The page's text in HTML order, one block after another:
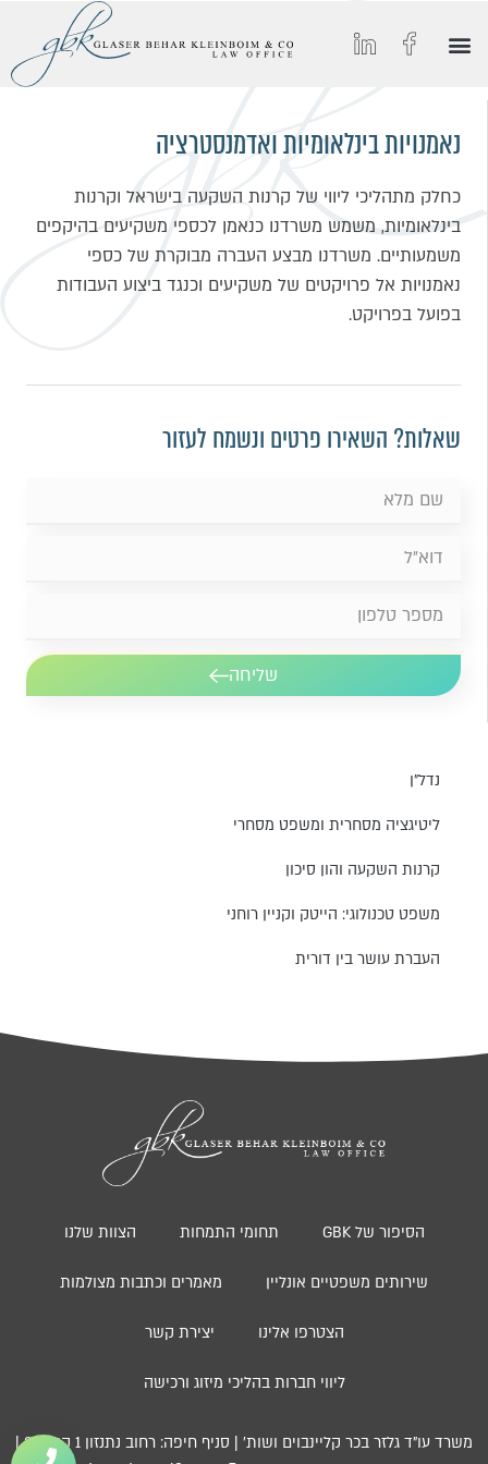
נדל״ן
ליטיגציה מסחרית ומשפט מסחרי
קרנות השקעה והון סיכון
משפט טכנולוגי: הייטק וקניין רוחני
העברת עושר בין דורית
נאמנויות בינלאומיות ואדמנסטרציה
כחלק מתהליכי ליווי של קרנות השקעה בישראל וקרנות
בינלאומיות, משמש משרדנו כנאמן לכספי משקיעים בהיקפים
משמעותיים. משרדנו מבצע העברה מבוקרת של כספי
נאמנויות אל פרויקטים של משקיעים וכנגד ביצוע העבודות
בפועל בפרויקט.
שאלות? השאירו פרטים ונשמח לעזור
שליחה
הסיפור של GBK תחומי התמחות הצוות שלנו
שירותים משפטיים אונליין מאמרים וכתבות מצולמות
הצטרפו אלינו יצירת קשר
ליווי חברות בהליכי מיזוג ורכישה
משרד עו”ד גלזר בכר קליינבוים ושות’ | סניף חיפה: רחוב נתנזון 1 קומה 3 |